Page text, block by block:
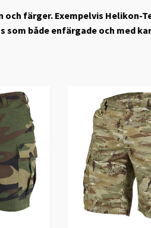
färger. Exempelvis Helikon-
både enfärgade och med